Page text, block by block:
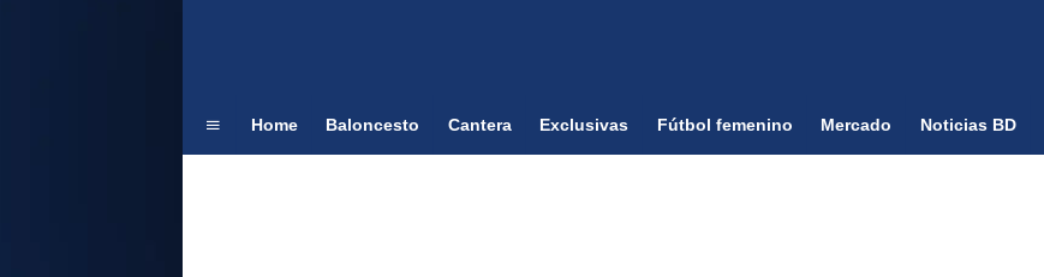
Home Baloncesto Cantera Exclusivas Fútbol femenino Mercado Noticias BD